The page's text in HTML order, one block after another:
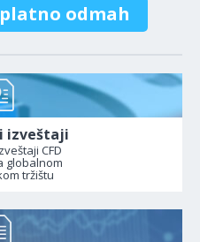
odmah
izveštaji
CFD
globalnom
tržištu